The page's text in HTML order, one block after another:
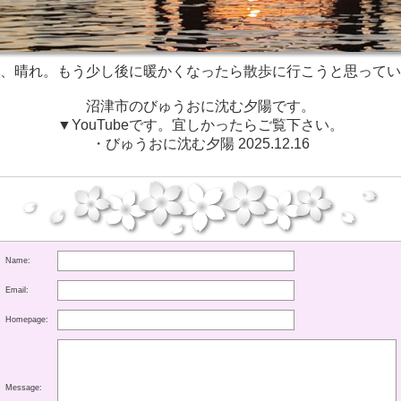
晴れ。もう少し後に暖かくなったら散歩に行こうと思って
沼津市のびゅうおに沈む夕陽です。
▼YouTubeです。宜しかったらご覧下さい。
・びゅうおに沈む夕陽 2025.12.16
Name:
Email:
Homepage:
Message: